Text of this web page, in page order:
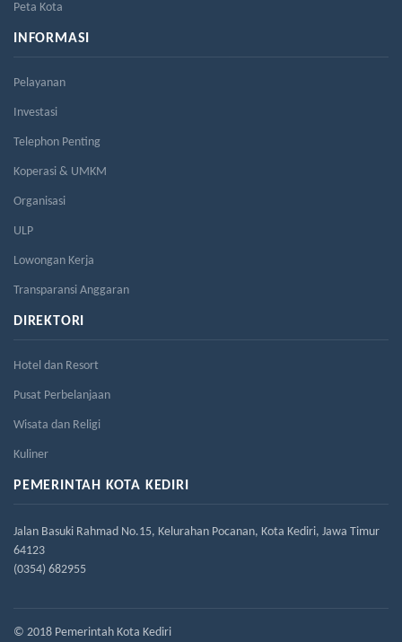
Peta Kota
INFORMASI
Pelayanan
Investasi
Telephon Penting
Koperasi & UMKM
Organisasi
ULP
Lowongan Kerja
Transparansi Anggaran
DIREKTORI
Hotel dan Resort
Pusat Perbelanjaan
Wisata dan Religi
Kuliner
PEMERINTAH KOTA KEDIRI
Jalan Basuki Rahmad No.15, Kelurahan Pocanan, Kota Kediri, Jawa Timur
64123
(0354) 682955
© 2018 Pemerintah Kota Kediri